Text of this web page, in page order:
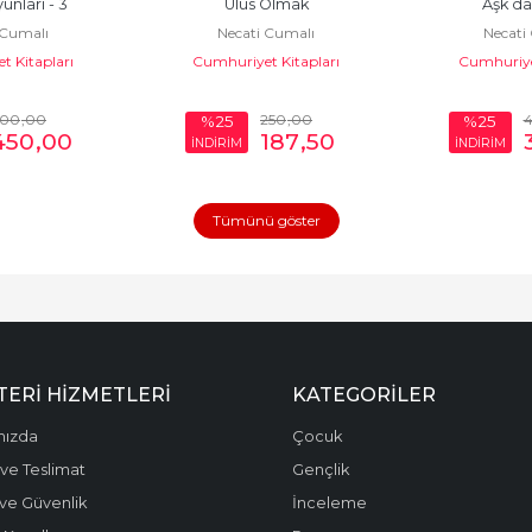
- 3
Kitapları
,00
,00
Ulus Olmak
Necati Cumalı
Cumhuriyet Kitapları
%25
İNDİRİM
250,00
187,50
Aşk
Necati
%25
İNDİRİM
Tümünü göster
HIZMETLERI
Teslimat
Güvenlik
KATEGORILER
Çocuk
Gençlik
İnceleme